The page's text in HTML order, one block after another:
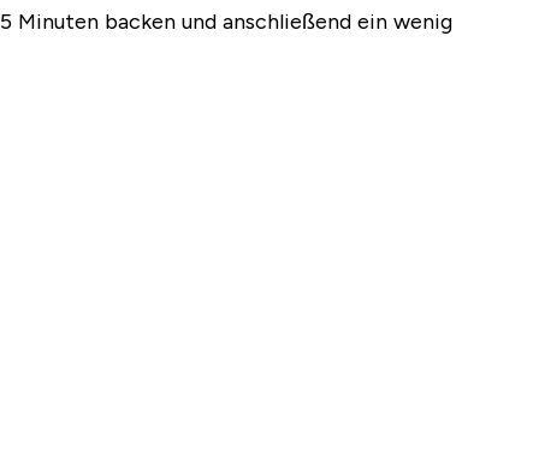
Minuten backen und anschließend ein wenig